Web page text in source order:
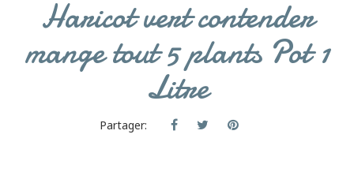
Haricot vert contender
mange tout 5 plants Pot 1
Litre
Partager: